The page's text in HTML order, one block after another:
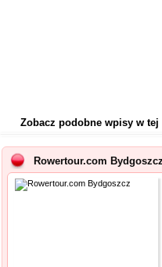
Zobacz podobne wpisy w tej
Rowertour.com